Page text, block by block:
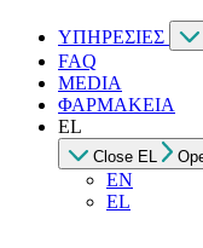
ΥΠΗΡΕΣΙΕΣ
FAQ
MEDIA
ΦΑΡΜΑΚΕΙΑ
EL
Close EL
EN
EL